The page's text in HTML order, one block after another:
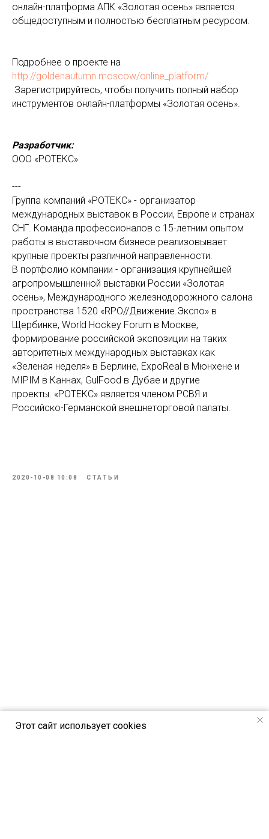
онлайн-платформа АПК «Золотая осень» является
общедоступным и полностью бесплатным ресурсом.
Подробнее о проекте на
http://goldenautumn.moscow/online_platform/
Зарегистрируйтесь, чтобы получить полный набор
инструментов онлайн-платформы «Золотая осень».
Разработчик:
ООО «РОТЕКС»
---
Группа компаний «РОТЕКС» - организатор
международных выставок в России, Европе и странах
СНГ. Команда профессионалов с 15-летним опытом
работы в выставочном бизнесе реализовывает
крупные проекты различной направленности.
В портфолио компании - организация крупнейшей
агропромышленной выставки России «Золотая
осень», Международного железнодорожного салона
пространства 1520 «RPO//Движение.Экспо» в
Щербинке, World Hockey Forum в Москве,
формирование российской экспозиции на таких
авторитетных международных выставках как
«Зеленая неделя» в Берлине, ExpoReal в Мюнхене и
MIPIM в Каннах, GulFood в Дубае и другие
проекты. «РОТЕКС» является членом РСВЯ и
Российско-Германской внешнеторговой палаты.
2020-10-08 10:08 СТАТЬИ
Этот сайт использует cookies